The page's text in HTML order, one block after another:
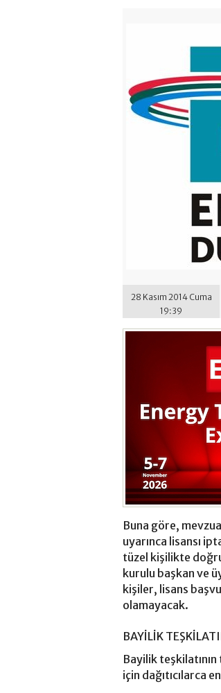
28 Kasım 2014 Cuma
19:39
Buna göre,
uyarınca lisansı
tüzel kişilikte
kurulu başkan ve
kişiler, lisans
olamayacak.
BAYİLİK
Bayilik
için dağıtıcılarca